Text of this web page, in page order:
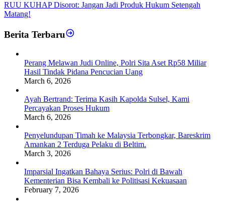
RUU KUHAP Disorot: Jangan Jadi Produk Hukum Setengah
Matang!
Berita Terbaru
Perang Melawan Judi Online, Polri Sita Aset Rp58 Miliar
Hasil Tindak Pidana Pencucian Uang
March 6, 2026
Ayah Bertrand: Terima Kasih Kapolda Sulsel, Kami
Percayakan Proses Hukum
March 6, 2026
Penyelundupan Timah ke Malaysia Terbongkar, Bareskrim
Amankan 2 Terduga Pelaku di Beltim.
March 3, 2026
Imparsial Ingatkan Bahaya Serius: Polri di Bawah
Kementerian Bisa Kembali ke Politisasi Kekuasaan
February 7, 2026